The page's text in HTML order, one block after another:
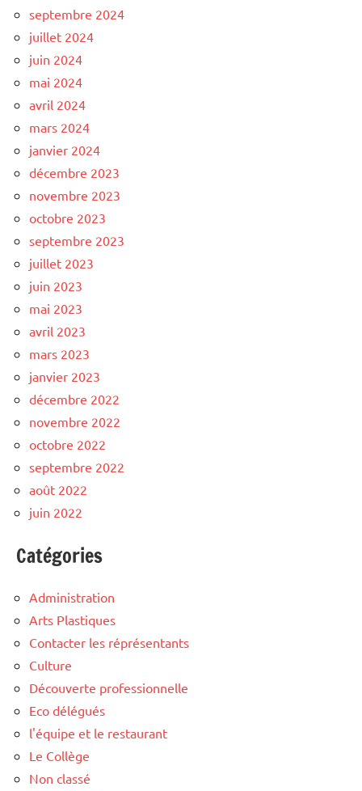
septembre 2024
juillet 2024
juin 2024
mai 2024
avril 2024
mars 2024
janvier 2024
décembre 2023
novembre 2023
octobre 2023
septembre 2023
juillet 2023
juin 2023
mai 2023
avril 2023
mars 2023
janvier 2023
décembre 2022
novembre 2022
octobre 2022
septembre 2022
août 2022
juin 2022
Catégories
Administration
Arts Plastiques
Contacter les réprésentants
Culture
Découverte professionnelle
Eco délégués
l'équipe et le restaurant
Le Collège
Non classé